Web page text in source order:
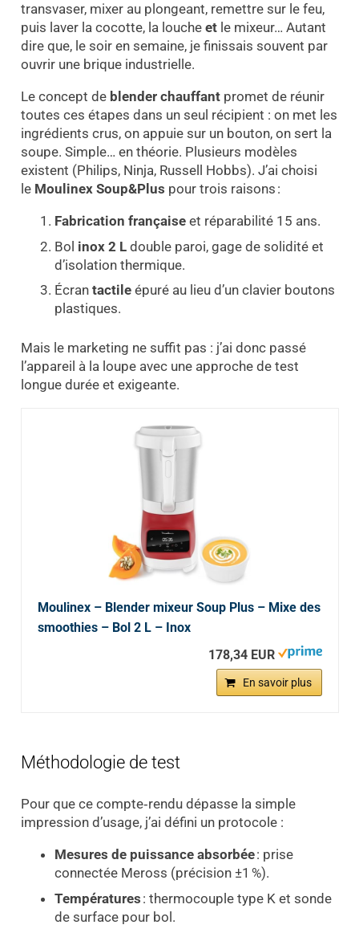
transvaser, mixer au plongeant, remettre sur le feu,
puis laver la cocotte, la louche etle mixeur… Autant
dire que, le soir en semaine, je finissais souvent par
ouvrir une brique industrielle.
Le concept de blender chauffantpromet de réunir
toutes ces étapes dans un seul récipient : on met les
ingrédients crus, on appuie sur un bouton, on sert la
soupe. Simple… en théorie. Plusieurs modèles
existent (Philips, Ninja, Russell Hobbs). J’ai choisi
le Moulinex Soup&Plus pour trois raisons :
Fabrication française et réparabilité 15 ans.
Bol inox 2 L double paroi, gage de solidité et
d’isolation thermique.
Écran tactile épuré au lieu d’un clavier boutons
plastiques.
Mais le marketing ne suffit pas : j’ai donc passé
l’appareil à la loupe avec une approche de test
longue durée et exigeante.
Moulinex – Blender mixeur Soup Plus – Mixe des
smoothies – Bol 2 L – Inox
178,34 EUR
En savoir plus
Méthodologie de test
Pour que ce compte‑rendu dépasse la simple
impression d’usage, j’ai défini un protocole :
Mesures de puissance absorbée: prise
connectée Meross (précision ±1 %).
Températures : thermocouple type K et sonde
de surface pour bol.